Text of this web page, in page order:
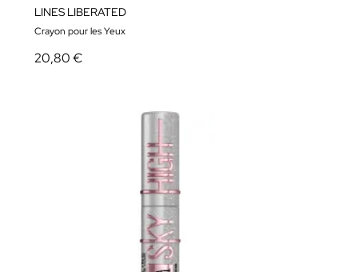
LINES LIBERATED
Crayon pour les Yeux
20,80 €